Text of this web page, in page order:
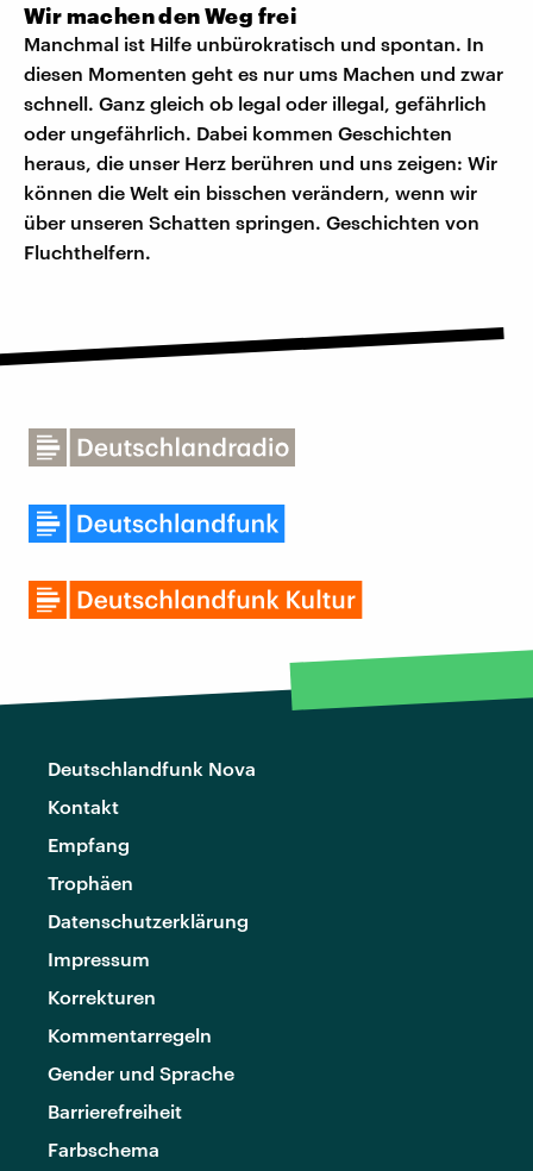
Wir machen den Weg frei
Manchmal ist Hilfe unbürokratisch und spontan. In
diesen Momenten geht es nur ums Machen und zwar
schnell. Ganz gleich ob legal oder illegal, gefährlich
oder ungefährlich. Dabei kommen Geschichten
heraus, die unser Herz berühren und uns zeigen: Wir
können die Welt ein bisschen verändern, wenn wir
über unseren Schatten springen. Geschichten von
Fluchthelfern.
Deutschlandfunk Nova
Kontakt
Empfang
Trophäen
Datenschutzerklärung
Impressum
Korrekturen
Kommentarregeln
Gender und Sprache
Barrierefreiheit
Farbschema